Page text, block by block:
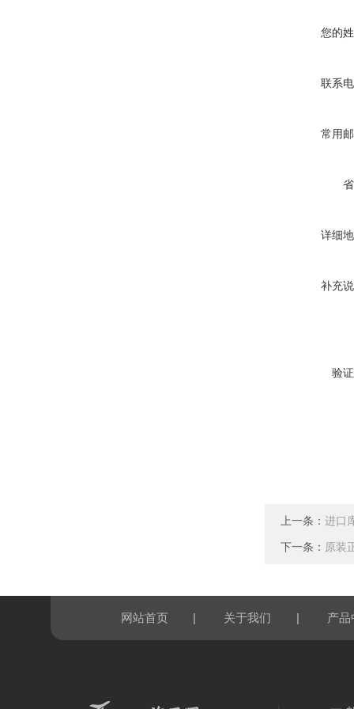
您的
联系
常用
详细
补充
验
上一条： 进口
下一条： 原装
网站首页 | 关于我们 | 产品